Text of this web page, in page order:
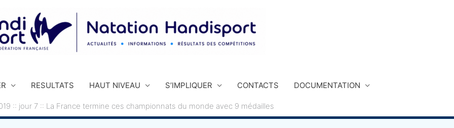
RESULTATS HAUT NIVEAU S’IMPLIQUER CONTACTS DOCUMENTATION
:: jour 7 :: La France termine ces championnats du monde avec 9 médailles